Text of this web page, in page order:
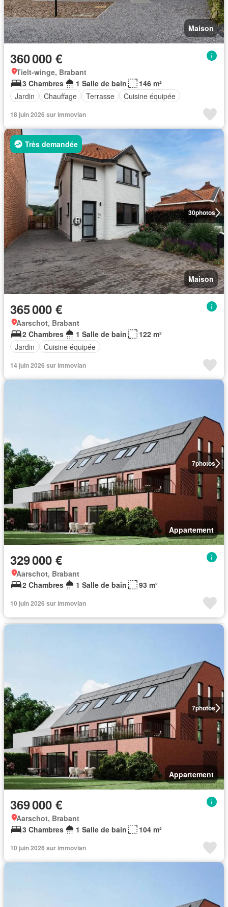
Maison
360 000 €
Tielt-winge, Brabant
3 Chambres
1 Salle de bain
146 m²
Jardin
Chauffage Terrasse Cuisine équipée
18 juin 2026 sur immovlan
30photos
Très demandée
Maison
365 000 €
Aarschot, Brabant
2 Chambres
1 Salle de bain
122 m²
Jardin
Cuisine équipée
14 juin 2026 sur immovlan
7photos
Appartement
329 000 €
Aarschot, Brabant
2 Chambres
1 Salle de bain 93 m²
10 juin 2026 sur immovlan
7photos
Appartement
369 000 €
Aarschot, Brabant
3 Chambres
1 Salle de bain 104 m²
10 juin 2026 sur immovlan